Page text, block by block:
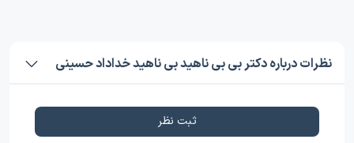
نظرات درباره دکتر بی بی ناهید بی ناهید خداداد حسینی
ثبت نظر